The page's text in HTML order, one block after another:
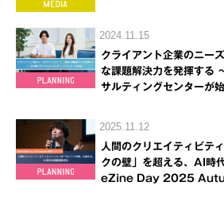
2024.11.15
クライアント企業のニー
な課題解決力を発揮する
サルティングセンターが
2025.11.12
人間のクリエイティビテ
クの壁」を超える、AI時
eZine Day 2025